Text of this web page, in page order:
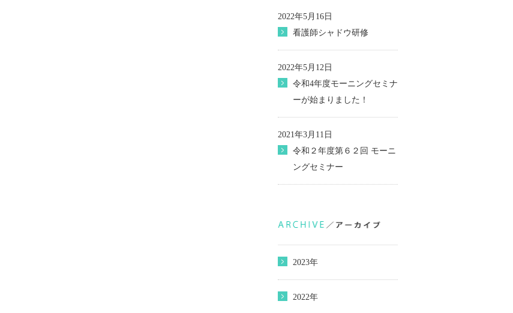
2022年5月16日
看護師シャドウ研修
2022年5月12日
令和4年度モーニングセミナ
ーが始まりました！
2021年3月11日
令和２年度第６２回 モーニ
ングセミナー
2023年
2022年